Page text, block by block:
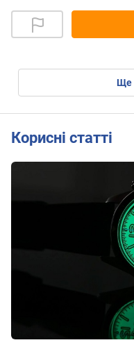
ще
Корисні статті